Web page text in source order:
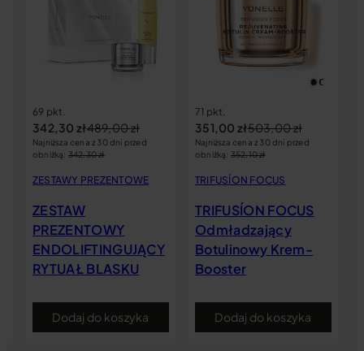
69 pkt.
489,00zł
342,30 zł
Najniższa cena z 30 dni przed
obniżką: 342,30zł
ZESTAWY PREZENTOWE
ZESTAW
PREZENTOWY
ENDOLIFTINGUJĄCY
RYTUAŁ BLASKU
Dodaj do koszyka
71 pkt.
503,00zł
351,00 zł
Najniższa cena z 30 dni przed
obniżką: 352,10zł
TRIFUSÍON FOCUS
TRIFUSÍON FOCUS
Odmładzający
Botulinowy Krem-
Booster
Dodaj do koszyka